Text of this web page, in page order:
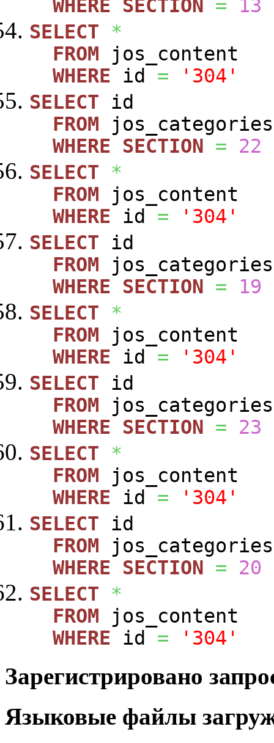
WHERE SECTION =
13
SELECT
*
FROM jos_content
WHERE id =
'304'
SELECT id
FROM jos_categories
WHERE
SECTION =
22
SELECT
*
FROM jos_content
WHERE id =
'304'
SELECT id
FROM jos_categories
WHERE
SECTION =
19
SELECT
*
FROM jos_content
WHERE id =
'304'
SELECT id
FROM jos_categories
WHERE
SECTION =
23
SELECT
*
FROM jos_content
WHERE id =
'304'
SELECT id
FROM jos_categories
WHERE
SECTION =
20
SELECT
*
FROM jos_content
WHERE id = '304'
Зарегистрировано
Языковые файлы